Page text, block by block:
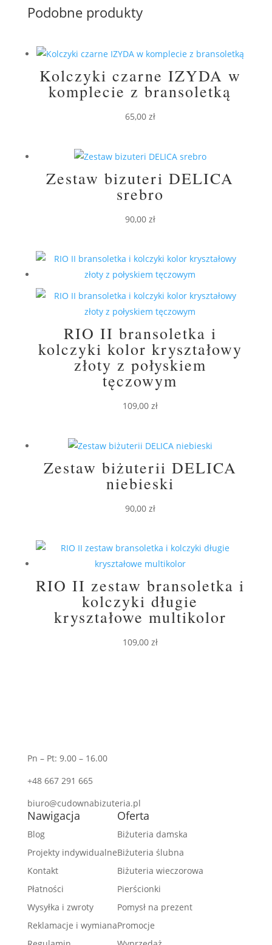
Podobne produkty
Kolczyki czarne IZYDA w
komplecie z bransoletką
65,00 zł
Zestaw bizuteri DELICA
srebro
90,00 zł
RIO II bransoletka i
kolczyki kolor kryształowy
złoty z połyskiem
tęczowym
109,00 zł
Zestaw biżuterii DELICA
niebieski
90,00 zł
RIO II zestaw bransoletka i
kolczyki długie
kryształowe multikolor
109,00 zł
Pn – Pt: 9.00 – 16.00
+48 667 291 665
biuro@cudownabizuteria.pl
Nawigacja
Blog
Projekty indywidualne
Kontakt
Płatności
Wysyłka i zwroty
Reklamacje i wymiana
Oferta
Biżuteria damska
Biżuteria ślubna
Biżuteria wieczorowa
Pierścionki
Pomysł na prezent
Promocje